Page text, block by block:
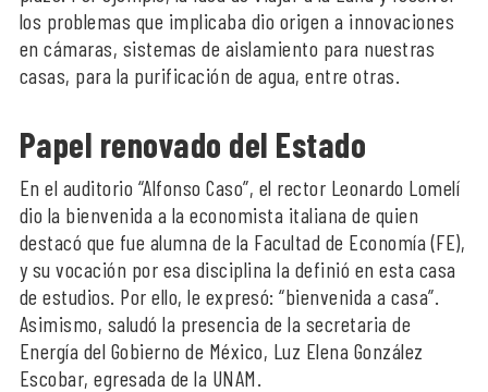
los problemas que implicaba dio origen a innovaciones
en cámaras, sistemas de aislamiento para nuestras
casas, para la purificación de agua, entre otras.
Papel renovado del Estado
En el auditorio “Alfonso Caso”, el rector Leonardo Lomelí
dio la bienvenida a la economista italiana de quien
destacó que fue alumna de la Facultad de Economía (FE),
y su vocación por esa disciplina la definió en esta casa
de estudios. Por ello, le expresó: “bienvenida a casa”.
Asimismo, saludó la presencia de la secretaria de
Energía del Gobierno de México, Luz Elena González
Escobar, egresada de la UNAM.